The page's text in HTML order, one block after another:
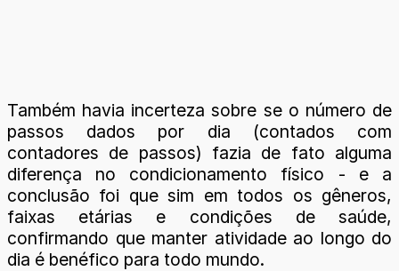
Também havia incerteza sobre se o número de
passos dados por dia (contados com
contadores de passos) fazia de fato alguma
diferença no condicionamento físico - e a
conclusão foi que sim em todos os gêneros,
faixas etárias e condições de saúde,
confirmando que manter atividade ao longo do
dia é benéfico para todo mundo.